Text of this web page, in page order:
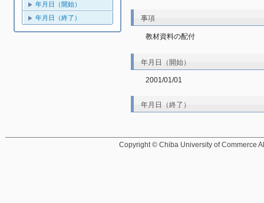
年月日（開始）
年月日（終了）
事項
教材資料の配付
年月日（開始）
2001/01/01
年月日（終了）